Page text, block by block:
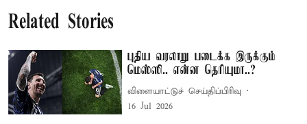
Related Stories
புதிய வரலாறு படைக்க இருக்கும்
மெஸ்ஸி.. என்ன தெரியுமா..?
விளையாட்டுச் செய்திப்பிரிவு
16 Jul 2026